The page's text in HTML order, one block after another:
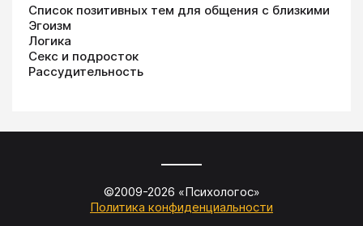
Список позитивных тем для общения с близкими
Эгоизм
Логика
Секс и подросток
Рассудительность
©2009-2026 «Психологос»
Политика конфиденциальности